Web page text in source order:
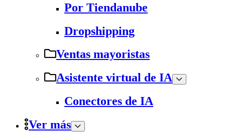
Por Tiendanube
Dropshipping
Ventas mayoristas
Asistente virtual de IA
Conectores de IA
Ver más